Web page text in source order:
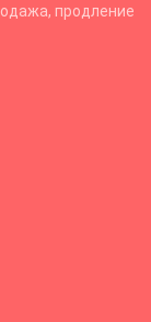
продление